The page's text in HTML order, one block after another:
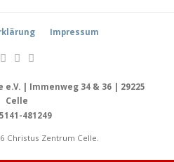
Impressum
| Immenweg 34 & 36 | 29225
Celle
481249
Christus Zentrum Celle.